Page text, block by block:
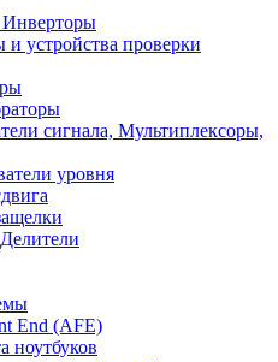
и устройства проверки
сигнала, Мультиплексоры,
уровня
End (AFE)
ноутбуков